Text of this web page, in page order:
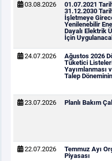
03.08.2026
01.07.2021
31.12.2030
İşletmeye
Yenilenebilir
Dayalı Elektrik
İçin
24.07.2026
Ağustos 2026
Tüketici
Yayımlanması
Talep
23.07.2026 Planlı Bakım
22.07.2026
Temmuz Ayı
Piyasası